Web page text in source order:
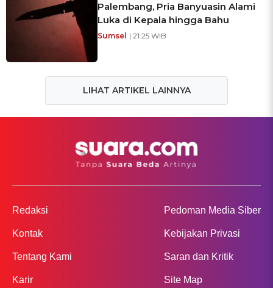
Palembang, Pria Banyuasin Alami
Luka di Kepala hingga Bahu
Sumsel | 21:25 WIB
LIHAT ARTIKEL LAINNYA
Redaksi
Kontak
Tentang Kami
Karir
Pedoman Media Siber
Kebijakan Privasi
Saran dan Kritik
Site Map